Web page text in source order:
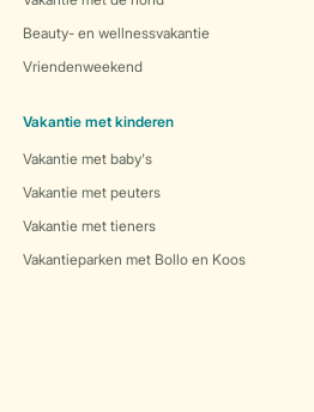
Beauty- en wellnessvakantie
Vriendenweekend
Vakantie met kinderen
Vakantie met baby's
Vakantie met peuters
Vakantie met tieners
Vakantieparken met Bollo en Koos